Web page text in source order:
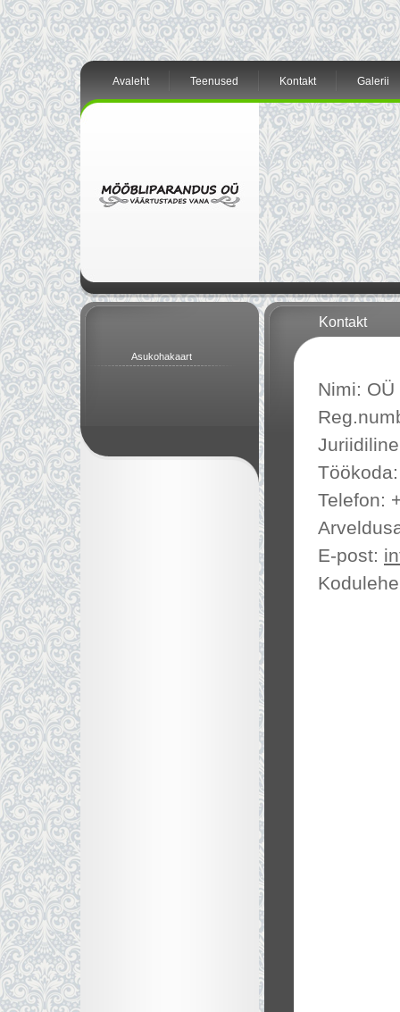
Avaleht Teenused Kontakt Galerii
Kontakt
Asukohakaart
Nimi:
Telefon:
E-post: